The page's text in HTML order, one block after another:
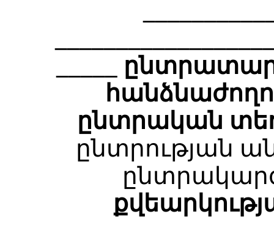
_____
ընտրական
ընտրության